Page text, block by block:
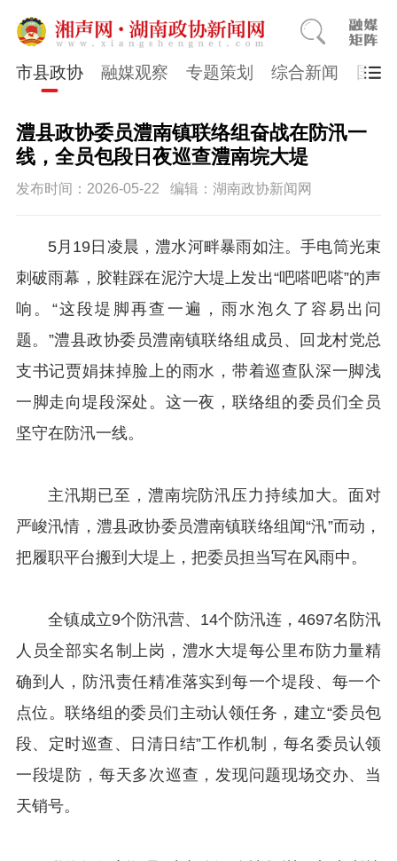
市县政协 融媒观察 专题策划 综合新闻 国医
澧县政协委员澧南镇联络组奋战在防汛一
线，全员包段日夜巡查澧南垸大堤
发布时间：2026-05-22 编辑：湖南政协新闻网
5月19日凌晨，澧水河畔暴雨如注。手电筒光束
刺破雨幕，胶鞋踩在泥泞大堤上发出“吧嗒吧嗒”的声
响。“这段堤脚再查一遍，雨水泡久了容易出问
题。”澧县政协委员澧南镇联络组成员、回龙村党总
支书记贾娟抹掉脸上的雨水，带着巡查队深一脚浅
一脚走向堤段深处。这一夜，联络组的委员们全员
坚守在防汛一线。
主汛期已至，澧南垸防汛压力持续加大。面对
严峻汛情，澧县政协委员澧南镇联络组闻“汛”而动，
把履职平台搬到大堤上，把委员担当写在风雨中。
全镇成立9个防汛营、14个防汛连，4697名防汛
人员全部实名制上岗，澧水大堤每公里布防力量精
确到人，防汛责任精准落实到每一个堤段、每一个
点位。联络组的委员们主动认领任务，建立“委员包
段、定时巡查、日清日结”工作机制，每名委员认领
一段堤防，每天多次巡查，发现问题现场交办、当
天销号。